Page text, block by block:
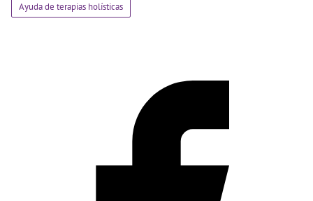
Ayuda de terapias holísticas